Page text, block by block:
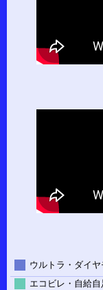
ウルトラ・ダイ
エコビレ・自給自